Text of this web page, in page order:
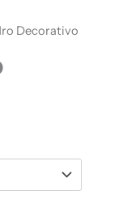
Decorativo